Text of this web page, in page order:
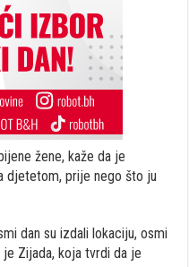
žene, kaže da je
djetetom, prije nego što ju
dan su izdali lokaciju, osmi
Zijada, koja tvrdi da je